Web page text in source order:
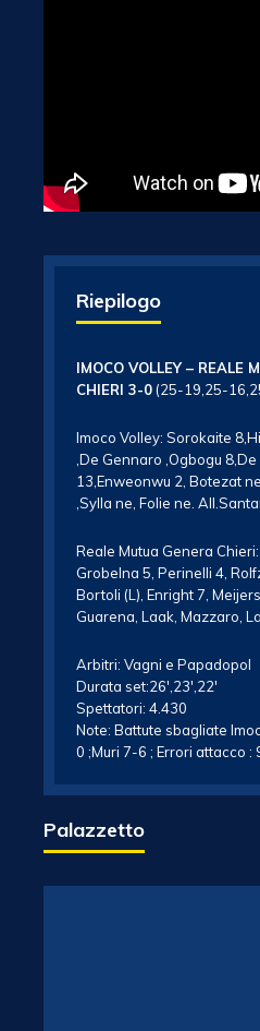
Riepilogo
IMOCO VOLLEY – REALE
CHIERI 3-0 (25-19,25-
Imoco Volley: Sorokaite
,De Gennaro ,Ogbogu 8,De
13,Enweonwu 2, Botezat
,Sylla ne, Folie ne.
Reale Mutua Genera
Grobelna 5, Perinelli 4,
Bortoli (L), Enright 7,
Guarena, Laak, Mazzaro,
Arbitri: Vagni e Papadopol
Durata set:26′,23′,22′
Spettatori: 4.430
Note: Battute sbagliate
0 ;Muri 7-6 ; Errori attacco :
Palazzetto